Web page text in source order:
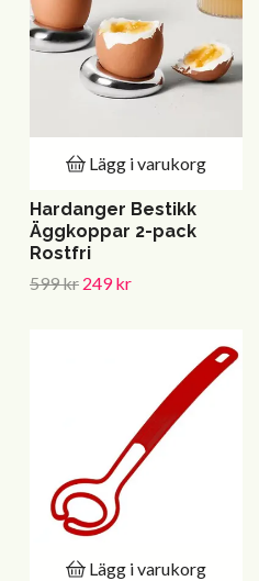
Lägg i varukorg
Hardanger Bestikk
Äggkoppar 2-pack
Rostfri
599 kr 249 kr
Lägg i varukorg